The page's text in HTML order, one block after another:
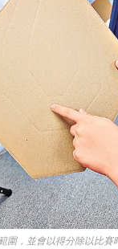
圍，並會以得分除以比賽